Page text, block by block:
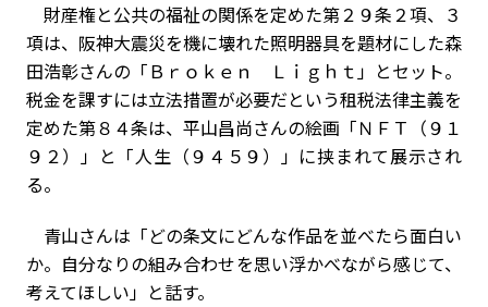
財産権と公共の福祉の関係を定めた第２９条２項、３
項は、阪神大震災を機に壊れた照明器具を題材にした森
田浩彰さんの「Ｂｒｏｋｅｎ Ｌｉｇｈｔ」とセット。
税金を課すには立法措置が必要だという租税法律主義を
定めた第８４条は、平山昌尚さんの絵画「ＮＦＴ（９１
９２）」と「人生（９４５９）」に挟まれて展示され
る。
青山さんは「どの条文にどんな作品を並べたら面白い
か。自分なりの組み合わせを思い浮かべながら感じて、
考えてほしい」と話す。